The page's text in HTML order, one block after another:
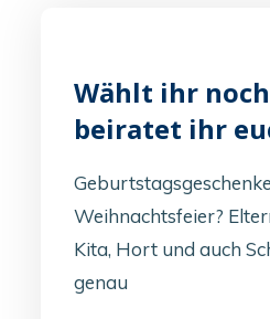
Wählt ihr
beiratet ihr
Weihnachtsfeier?
Kita, Hort und auch
genau